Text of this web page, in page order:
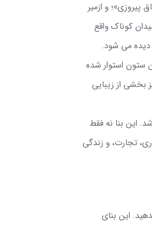
و ازمیر
کوناک واقع
می شود.
ستون استوار شده
بخشی از زیبایی
شد. این بنا نه فقط
تجارت، و زندگی
این بنای